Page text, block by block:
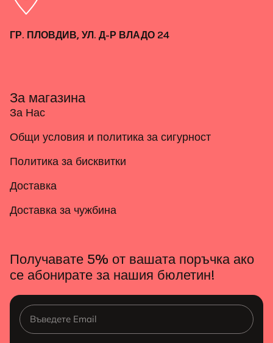
ГР. ПЛОВДИВ, УЛ. Д-Р ВЛАДО 24
За магазина
За Нас
Общи условия и политика за сигурност
Политика за бисквитки
Доставка
Доставка за чужбина
Получавате 5% от вашата поръчка ако
се абонирате за нашия бюлетин!